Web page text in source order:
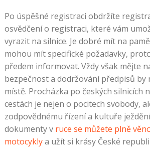
Po úspěšné registraci obdržíte
osvědčení o registraci, které vám
vyrazit na silnice. Je dobré mít na
mohou mít specifické požadavky,
předem informovat. Vždy však mějte
bezpečnost a dodržování předpisů by
místě. Procházka po českých silnicích
cestách je nejen o pocitech svobody,
zodpovědnému řízení a kultuře
dokumenty v ruce se můžete plně
motocyklya užít si krásy České